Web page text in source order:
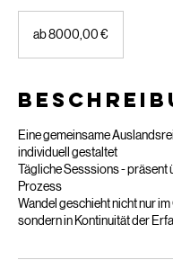
ab 8000,00 €
Eine gemeinsame
individuell gestaltet
Tägliche Sesssions - präsent
Prozess
Wandel geschieht nicht nur
sondern in Kontinuität der